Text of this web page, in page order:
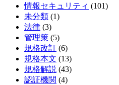
情報セキュリティ (101)
未分類 (1)
法律 (3)
管理策 (5)
規格改訂 (6)
規格本文 (13)
規格解説 (43)
認証機関 (4)